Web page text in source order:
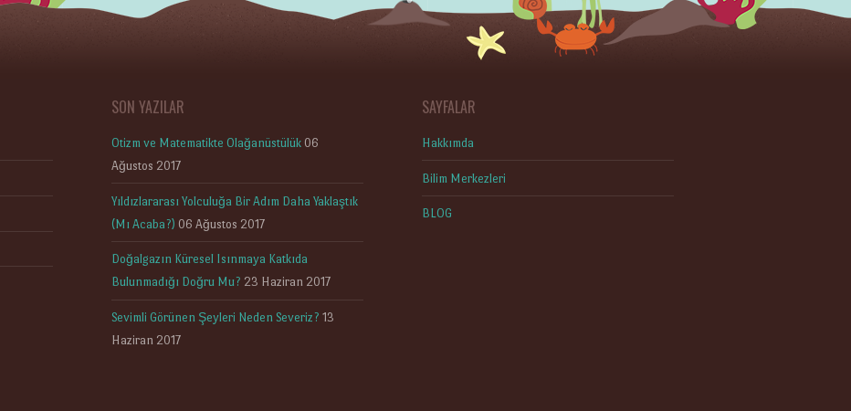
SON YAZILAR
Otizm ve Matematikte Olağanüstülük 06
Ağustos 2017
Yıldızlararası Yolculuğa Bir Adım Daha Yaklaştık
(Mı Acaba?) 06 Ağustos 2017
Doğalgazın Küresel Isınmaya Katkıda
Bulunmadığı Doğru Mu? 23 Haziran 2017
Sevimli Görünen Şeyleri Neden Severiz? 13
Haziran 2017
SAYFALAR
Hakkımda
Bilim Merkezleri
BLOG